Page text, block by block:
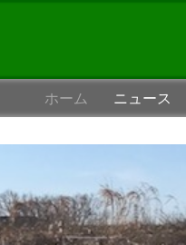
ホーム ニュース